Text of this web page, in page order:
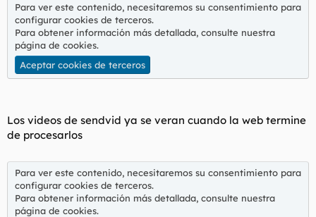
Para ver este contenido, necesitaremos su consentimiento para
configurar cookies de terceros.
Para obtener información más detallada, consulte nuestra
página de cookies.
Aceptar cookies de terceros
Los videos de sendvid ya se veran cuando la web termine
de procesarlos
Para ver este contenido, necesitaremos su consentimiento para
configurar cookies de terceros.
Para obtener información más detallada, consulte nuestra
página de cookies.